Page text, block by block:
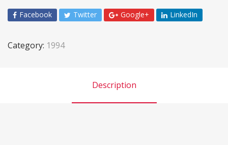
Facebook Twitter Google+ LinkedIn
Category: 1994
Description